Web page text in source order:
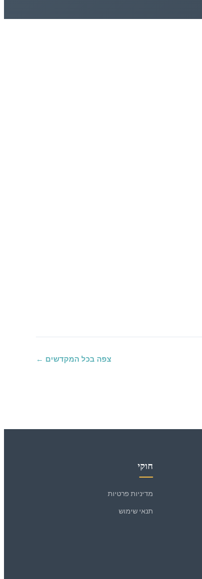
צפה בכל המקדשים ←
חוקי
מדיניות פרטיות
תנאי שימוש